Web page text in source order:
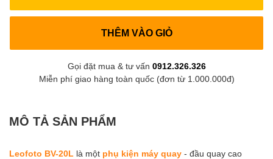
THÊM VÀO GIỎ
Gọi đặt mua & tư vấn 0912.326.326
Miễn phí giao hàng toàn quốc (đơn từ 1.000.000đ)
MÔ TẢ SẢN PHẨM
Leofoto BV-20L là một phụ kiện máy quay - đầu quay cao